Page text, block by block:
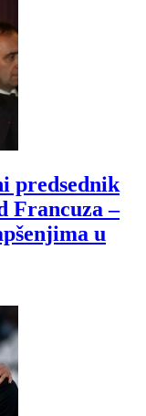
predsednik
Francuza –
u